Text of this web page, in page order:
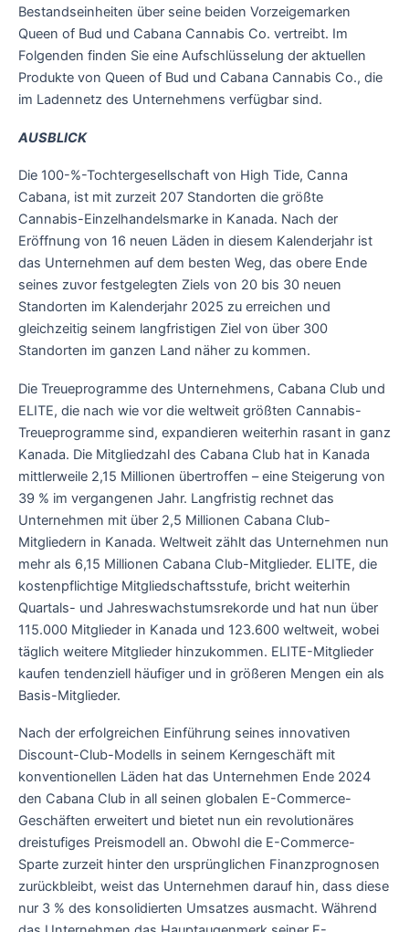
Bestandseinheiten über seine beiden Vorzeigemarken
Queen of Bud und Cabana Cannabis Co. vertreibt. Im
Folgenden finden Sie eine Aufschlüsselung der aktuellen
Produkte von Queen of Bud und Cabana Cannabis Co., die
im Ladennetz des Unternehmens verfügbar sind.
AUSBLICK
Die 100-%-Tochtergesellschaft von High Tide, Canna
Cabana, ist mit zurzeit 207 Standorten die größte
Cannabis-Einzelhandelsmarke in Kanada. Nach der
Eröffnung von 16 neuen Läden in diesem Kalenderjahr ist
das Unternehmen auf dem besten Weg, das obere Ende
seines zuvor festgelegten Ziels von 20 bis 30 neuen
Standorten im Kalenderjahr 2025 zu erreichen und
gleichzeitig seinem langfristigen Ziel von über 300
Standorten im ganzen Land näher zu kommen.
Die Treueprogramme des Unternehmens, Cabana Club und
ELITE, die nach wie vor die weltweit größten Cannabis-
Treueprogramme sind, expandieren weiterhin rasant in ganz
Kanada. Die Mitgliedzahl des Cabana Club hat in Kanada
mittlerweile 2,15 Millionen übertroffen – eine Steigerung von
39 % im vergangenen Jahr. Langfristig rechnet das
Unternehmen mit über 2,5 Millionen Cabana Club-
Mitgliedern in Kanada. Weltweit zählt das Unternehmen nun
mehr als 6,15 Millionen Cabana Club-Mitglieder. ELITE, die
kostenpflichtige Mitgliedschaftsstufe, bricht weiterhin
Quartals- und Jahreswachstumsrekorde und hat nun über
115.000 Mitglieder in Kanada und 123.600 weltweit, wobei
täglich weitere Mitglieder hinzukommen. ELITE-Mitglieder
kaufen tendenziell häufiger und in größeren Mengen ein als
Basis-Mitglieder.
Nach der erfolgreichen Einführung seines innovativen
Discount-Club-Modells in seinem Kerngeschäft mit
konventionellen Läden hat das Unternehmen Ende 2024
den Cabana Club in all seinen globalen E-Commerce-
Geschäften erweitert und bietet nun ein revolutionäres
dreistufiges Preismodell an. Obwohl die E-Commerce-
Sparte zurzeit hinter den ursprünglichen Finanzprognosen
zurückbleibt, weist das Unternehmen darauf hin, dass diese
nur 3 % des konsolidierten Umsatzes ausmacht. Während